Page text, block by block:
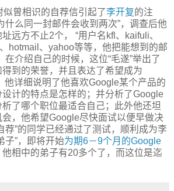
曾相识的自荐信引起了李开复的注
什么同一封邮件会收到两次”，调查后他
远方不止2个， “用户名kfl、kaifuli、
、hotmail、yahoo等等，他把能想到的邮
在介绍自己的时候，这位“毛遂”举出了
到的荣誉，并且表达了希望成为
他详细说明了他喜欢Google某个产品的
计的特点是怎样的；并分析了Google
了哪个职位最适合自己；此外他还坦
，他希望Google尽快面试以便早做决
荐”的同学已经通过了测试，顺利成为李
子”，即将开始为期6－9个月的Google
相中的弟子有20多个了，而这位是迄